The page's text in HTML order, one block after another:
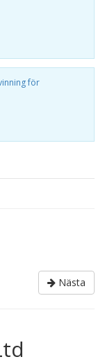
för
Nästa